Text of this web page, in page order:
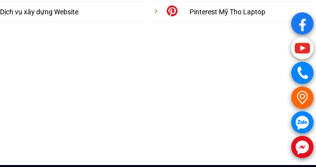
Dịch vụ xây dựng Website Pinterest Mỹ Tho Laptop
.
.
.
.
.
.